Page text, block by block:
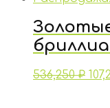
536,250₽